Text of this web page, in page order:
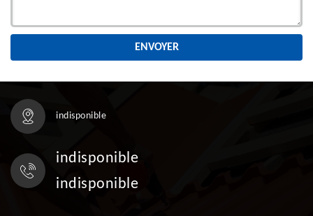
indisponible
indisponible
indisponible